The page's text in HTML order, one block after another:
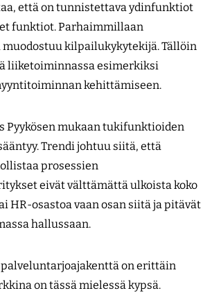
että on tunnistettava ydinfunktiot
funktiot. Parhaimmillaan
kilpailukykytekijä. Tällöin
liiketoiminnassa esimerkiksi
kehittämiseen.
Pyykösen mukaan tukifunktioiden
Trendi johtuu siitä, että
prosessien
eivät välttämättä ulkoista koko
HR-osastoa vaan osan siitä ja pitävät
hallussaan.
palveluntarjoajakenttä on erittäin
on tässä mielessä kypsä.